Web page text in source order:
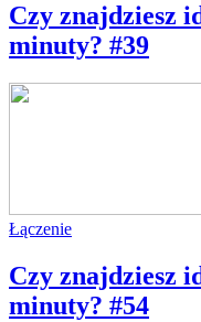
Czy znajdziesz
minuty? #39
Łączenie
Czy znajdziesz
minuty? #54